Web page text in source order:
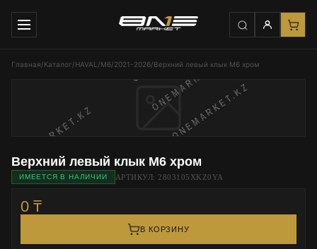
Главная/Каталог/HAVAL /M6/2021-2026/Верхний левый клык М6 хром
Верхний левый клык М6 хром
ИМЕЕТСЯ В НАЛИЧИИ АРТИКУЛ: 2803105XKZ0YA
0 ₸
В КОРЗИНУ